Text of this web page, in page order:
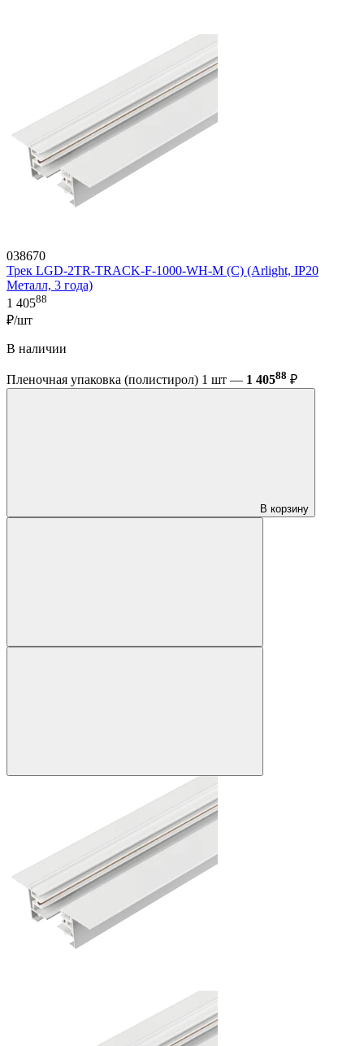
038670
Трек LGD-2TR-TRACK-F-1000-WH-M (C) (Arlight, IP20
Металл, 3 года)
1 40588
₽/шт
В наличии
Пленочная упаковка (полистирол) 1 шт — 1 40588 ₽
В корзину